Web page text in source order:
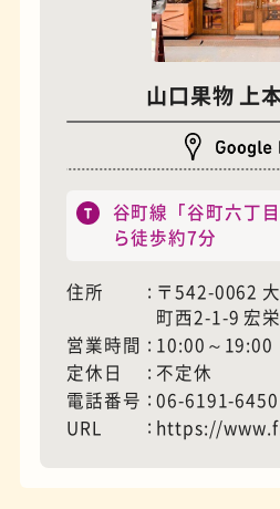
山口果物 上
谷町線「谷町六丁
ら徒歩約7分
住所
〒542-0062
町西2-1-9 宏
営業時間
10:00～19:00
定休日
不定休
電話番号
06-6191-6450
URL
https://